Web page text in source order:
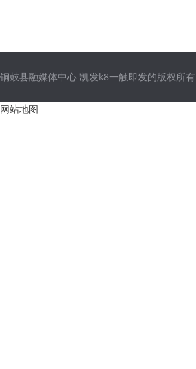
铜鼓县融媒体中心 凯发k8一触即发的版权
网站地图